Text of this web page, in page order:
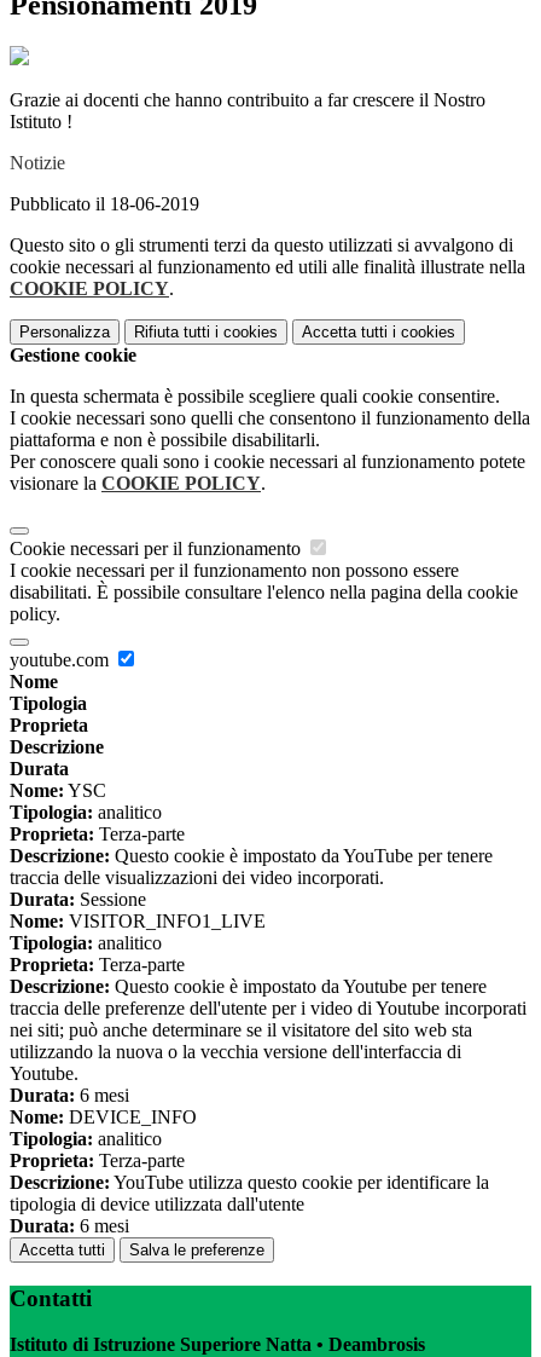
Grazie ai docenti che hanno contribuito a far crescere il Nostro
Istituto !
Notizie
Pubblicato il 18-06-2019
Questo sito o gli strumenti terzi da questo utilizzati si avvalgono di
cookie necessari al funzionamento ed utili alle finalità illustrate nella
COOKIE POLICY.
Personalizza Rifiuta tutti i cookies Accetta tutti i cookies
Gestione cookie
In questa schermata è possibile scegliere quali cookie consentire.
I cookie necessari sono quelli che consentono il funzionamento della
piattaforma e non è possibile disabilitarli.
Per conoscere quali sono i cookie necessari al funzionamento potete
visionare la COOKIE POLICY.
Cookie necessari per il funzionamento
I cookie necessari per il funzionamento non possono essere
disabilitati. È possibile consultare l'elenco nella pagina della cookie
policy.
youtube.com
Nome
Tipologia
Proprieta
Descrizione
Durata
Nome: YSC
Tipologia: analitico
Proprieta: Terza-parte
Descrizione: Questo cookie è impostato da YouTube per tenere
traccia delle visualizzazioni dei video incorporati.
Durata: Sessione
Nome: VISITOR_INFO1_LIVE
Tipologia: analitico
Proprieta: Terza-parte
Descrizione: Questo cookie è impostato da Youtube per tenere
traccia delle preferenze dell'utente per i video di Youtube incorporati
nei siti; può anche determinare se il visitatore del sito web sta
utilizzando la nuova o la vecchia versione dell'interfaccia di
Youtube.
Durata: 6 mesi
Nome: DEVICE_INFO
Tipologia: analitico
Proprieta: Terza-parte
Descrizione: YouTube utilizza questo cookie per identificare la
tipologia di device utilizzata dall'utente
Durata: 6 mesi
Accetta tutti Salva le preferenze
Contatti
Istituto di Istruzione Superiore Natta • Deambrosis